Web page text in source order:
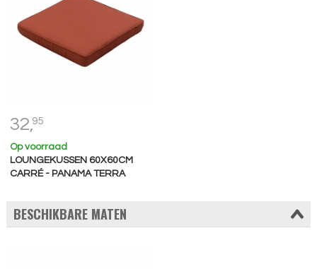
32,95
Op voorraad
LOUNGEKUSSEN 60X60CM
CARRÉ - PANAMA TERRA
BESCHIKBARE MATEN